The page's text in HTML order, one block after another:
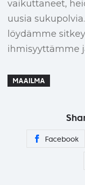
vaikuttaneet,
uusia
löydämme
ihmisyyttämme
MAAILMA
Facebook